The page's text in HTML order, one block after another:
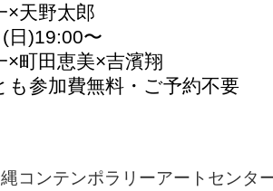
×天野太郎
日)19:00〜
×町田恵美×吉濱翔
参加費無料・ご予約不要
コンテンポラリーアートセンタ